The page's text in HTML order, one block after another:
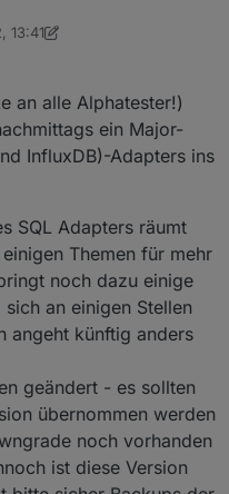
13:41
5. Nov. 2022, 15:49
an alle Alphatester!)
ein Major-
InfluxDB)-Adapters ins
SQL Adapters räumt
Themen für mehr
noch dazu einige
an einigen Stellen
angeht künftig anders
geändert - es sollten
übernommen werden
noch vorhanden
ist diese Version